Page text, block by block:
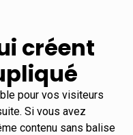
créent
pour vos visiteurs
Si vous avez
contenu sans balise